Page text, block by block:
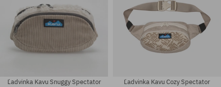
Ľadvinka Kavu Snuggy Spectator Ľadvinka Kavu Cozy Spectator